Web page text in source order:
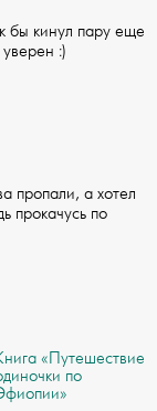
бы кинул пару еще
:)
пропали, а хотел
прокачусь по
«Путешествие
по